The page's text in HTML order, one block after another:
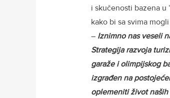
i skučenosti bazena
kako bi sa svima
– Iznimno nas veseli
Strategija razvoja
garaže i olimpijskog
izgrađen na
oplemeniti život